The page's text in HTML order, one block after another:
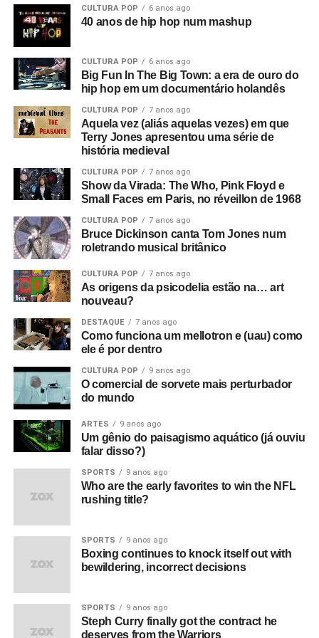
Adolf Hitler misturados com Anderton falando sobre
campos de trabalho forçado em uma entrevista que ele
deu a Tony Wilson, curiosamente
era apresentador de talk shows na TV)
como: “Eles serão obrigados a trabalhar como nunca
trabalharam antes”, e isso leva a uma montagem de
anúncios e cenas de ruas do centro de Manchester. Este
é o consumismo – o novo fascismo! Nesse ponto, era
algo local, mas dava a sensação de que algo muito ruim
estava acontecendo e que se tornaria maior.
Então você tem essa coisa de lei e ordem, esse fascismo
corporativo, e aí eu corto para a banda na sala de ensaio.
Parece ótimo, bem underground. Sabe, underground no
sentido político, tipo a resistência francesa. Mas esse era
tudo isso lá fora.
Eles eram simplesmente poderosos demais. Eu sabia
que eles iam bombar. Não havia motivo para pensar isso,
na verdade, só tinha umas dez pessoas no Factory Club.
Eu não conseguia acreditar. Eu simplesmente sabia que
aquilo era a nova onda. Era isso. Eles eram muito mais
do que o punk tinha se tornado, que basicamente era só
uma banda para substituir as bandas de pub rock. Aquilo
era algo maior e artisticamente mais significativo do que o
punk. Pelo menos para mim.
O que aconteceu com o filme quando foi editado e
cinema Scala, em Londres – um cinema de verdade!
Qual foi a reação a isso? Bem, eles fizeram três
nunca tinha exibido um filme em público. Foi realmente
emocionante.
CULTURA POP 6 anos ago
40 anos de hip hop num mashup
CULTURA POP 6 anos ago
Big Fun In The Big Town: a era de ouro do
hip hop em um documentário holandês
CULTURA POP 7 anos ago
Aquela vez (aliás aquelas vezes) em que
Terry Jones apresentou uma série de
história medieval
CULTURA POP 7 anos ago
Show da Virada: The Who, Pink Floyd e
Small Faces em Paris, no réveillon de 1968
CULTURA POP 7 anos ago
Bruce Dickinson canta Tom Jones num
roletrando musical britânico
CULTURA POP 7 anos ago
As origens da psicodelia estão na… art
nouveau?
DESTAQUE 7 anos ago
Como funciona um mellotron e (uau) como
ele é por dentro
CULTURA POP 9 anos ago
O comercial de sorvete mais perturbador
do mundo
ARTES 9 anos ago
Um gênio do paisagismo aquático (já ouviu
falar disso?)
SPORTS 9 anos ago
Who are the early favorites to win the NFL
rushing title?
SPORTS 9 anos ago
Boxing continues to knock itself out with
bewildering, incorrect decisions
SPORTS 9 anos ago
Steph Curry finally got the contract he
deserves from the Warriors